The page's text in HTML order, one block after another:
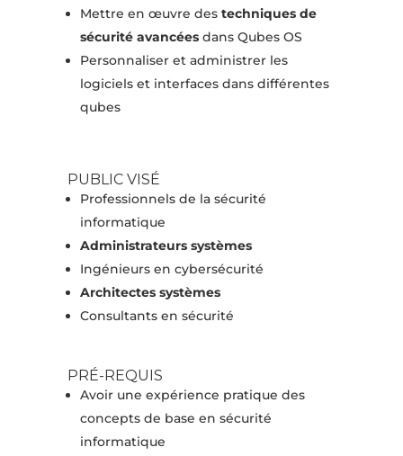
Mettre en œuvre des techniques de
sécurité avancéesdans Qubes OS
Personnaliser et administrer les
logiciels et interfaces dans différentes
qubes
PUBLIC VISÉ
Professionnels de la sécurité
informatique
Administrateurs systèmes
Ingénieurs en cybersécurité
Architectes systèmes
Consultants en sécurité
PRÉ-REQUIS
Avoir une expérience pratique des
concepts de base en sécurité
informatique